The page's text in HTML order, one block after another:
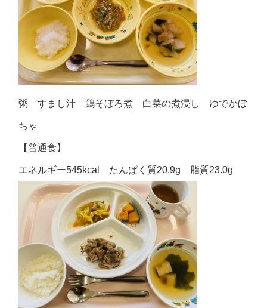
粥 すまし汁 鶏そぼろ煮 白菜の煮浸し ゆでかぼ
ちゃ
【普通食】
エネルギー545kcal たんぱく質20.9g 脂質23.0g